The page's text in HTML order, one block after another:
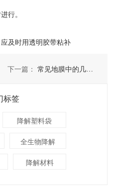
行。
及时用透明胶带粘补
下一篇： 常见地膜中的几种分类及其作用
标签
降解塑料袋
全生物降解
降解材料